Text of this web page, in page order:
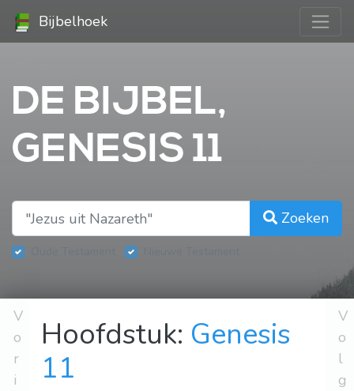
Bijbelhoek
DE BIJBEL,
GENESIS 11
Zoeken
V
o
r
i
Hoofdstuk: Genesis
11
V
o
l
g